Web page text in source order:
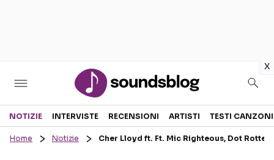
x
Sezioni
NOTIZIE INTERVISTE RECENSIONI ARTISTI TESTI CANZONI
Home Notizie Cher Lloyd ft. Ft. Mic Righteous, Dot